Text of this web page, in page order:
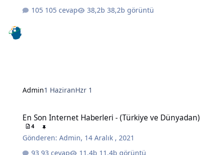
105 cevap
38,2b görüntü
Admin1 HaziranHzr 1
En Son Internet Haberleri - (Türkiye ve Dünyadan)
4
Gönderen:Admin, 14 Aralık , 2021
93 cevap
11,4b görüntü